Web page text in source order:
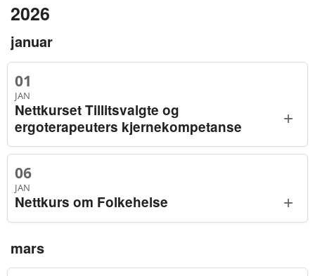
2026
januar
01
JAN
Nettkurset Tillitsvalgte og
ergoterapeuters kjernekompetanse
+
06
JAN
Nettkurs om Folkehelse +
mars